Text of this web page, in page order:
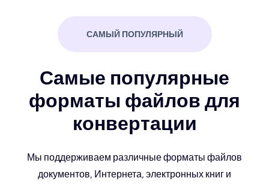
САМЫЙ ПОПУЛЯРНЫЙ
Самые популярные
форматы файлов для
конвертации
Мы поддерживаем различные форматы файлов
документов, Интернета, электронных книг и